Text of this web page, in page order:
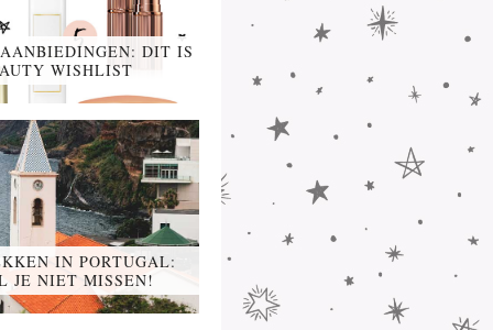
DIT IS
WISHLIST
IN PORTUGAL:
JE NIET MISSEN!